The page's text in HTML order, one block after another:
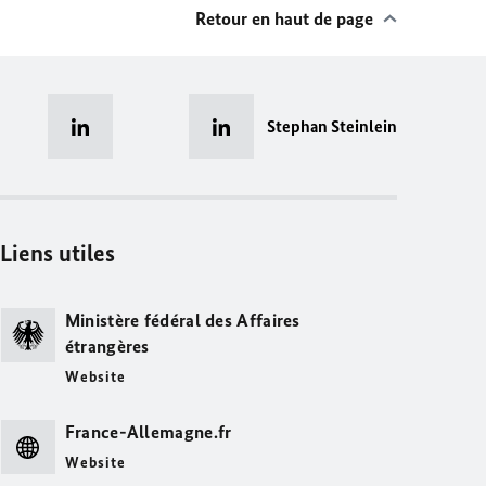
Retour en haut de page
Stephan Steinlein
Liens utiles
Ministère fédéral des Affaires
étrangères
Website
France-Allemagne.fr
Website